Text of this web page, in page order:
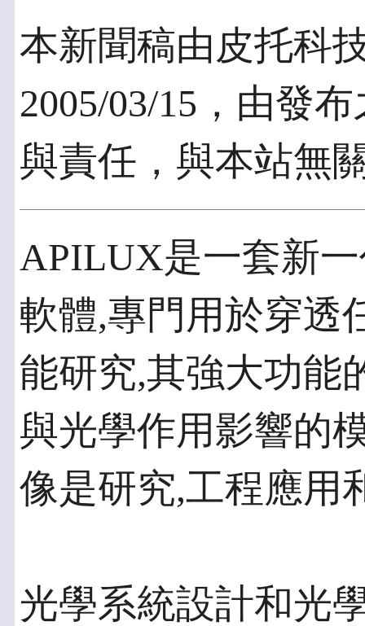
本新聞稿由皮托科
2005/03/15，由發
與責任，與本站無
APILUX是一套新
軟體,專門用於穿透
能研究,其強大功能
與光學作用影響的
像是研究,工程應用
光學系統設計和光